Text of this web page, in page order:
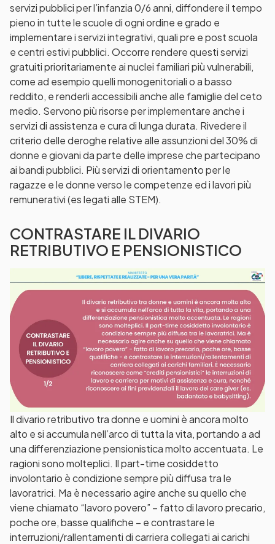
servizi pubblici per l’infanzia 0/6 anni, diffondere il tempo
pieno in tutte le scuole di ogni ordine e grado e
implementare i servizi integrativi, quali pre e post scuola
e centri estivi pubblici. Occorre rendere questi servizi
gratuiti prioritariamente ai nuclei familiari più vulnerabili,
come ad esempio quelli monogenitoriali o a basso
reddito, e renderli accessibili anche alle famiglie del ceto
medio. Servono più risorse per implementare anche i
servizi di assistenza e cura di lunga durata. Rivedere il
criterio delle deroghe relative alle assunzioni del 30% di
donne e giovani da parte delle imprese che partecipano
ai bandi pubblici. Più servizi di orientamento per le
ragazze e le donne verso le competenze ed i lavori più
remunerativi (es legati alle STEM).
CONTRASTARE IL DIVARIO
RETRIBUTIVO E PENSIONISTICO
Il divario retributivo tra donne e uomini è ancora molto
alto e si accumula nell’arco di tutta la vita, portando a ad
una differenziazione pensionistica molto accentuata. Le
ragioni sono molteplici. Il part-time cosiddetto
involontario è condizione sempre più diffusa tra le
lavoratrici. Ma è necessario agire anche su quello che
viene chiamato “lavoro povero” – fatto di lavoro precario,
poche ore, basse qualifiche – e contrastare le
interruzioni/rallentamenti di carriera collegati ai carichi